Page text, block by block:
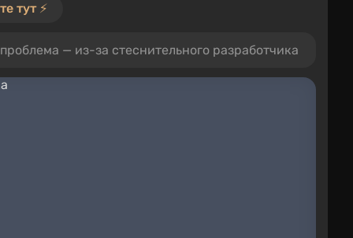
тут ⚡️
— из-за стеснительного разработчика